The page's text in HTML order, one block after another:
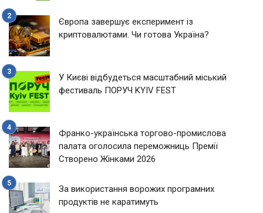
Європа завершує експеримент із
криптовалютами. Чи готова Україна?
У Києві відбудеться масштабний міський
фестиваль ПОРУЧ KYIV FEST
Франко-українська торгово-промислова
палата оголосила переможниць Премії
Створено Жінками 2026
За використання ворожих програмних
продуктів не каратимуть